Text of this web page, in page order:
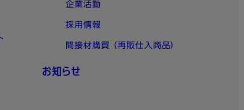
企業活動
採用情報
間接材購買 （再販仕入商品）
お知らせ